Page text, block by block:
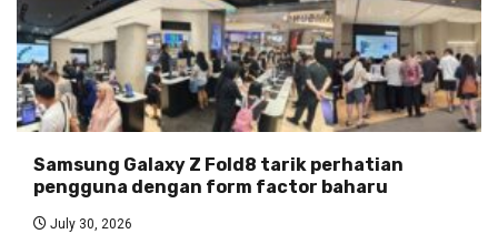
Samsung Galaxy Z Fold8 tarik perhatian
pengguna dengan form factor baharu
July 30, 2026